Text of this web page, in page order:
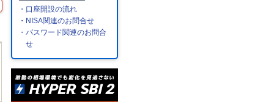
・口座開設の流れ
・NISA関連のお問合せ
・パスワード関連のお問合
せ